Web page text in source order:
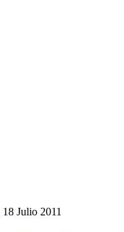
18 Julio 2011